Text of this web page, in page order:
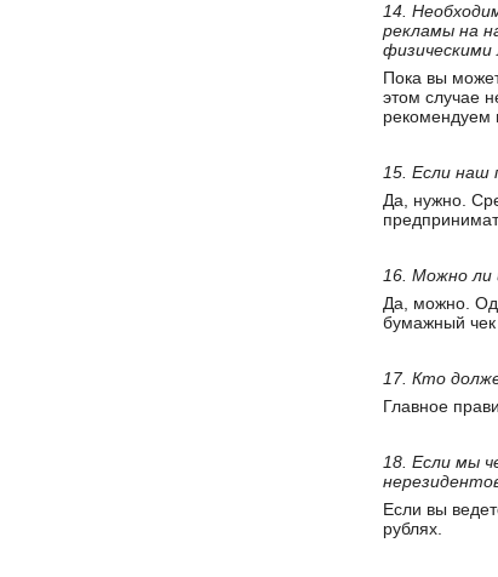
14.
рекламы на
физическими
Пока вы
этом случае
рекомендуем
15. Если наш
Да, нужно.
16. Можно ли
Да, можно.
бумажный чек
17. Кто
Главное
18. Если мы
Если вы
рублях.